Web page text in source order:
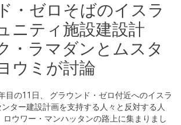
・ゼロそばのイスラ
ニティ施設建設計
・ラマダンとムスタ
ウミが討論
目の11日、 グラウンド・ゼロ付近へのイスラ
ター建設計画を支持する人々と反対する人
ロウワー・マンハッタンの路上に集まりまし